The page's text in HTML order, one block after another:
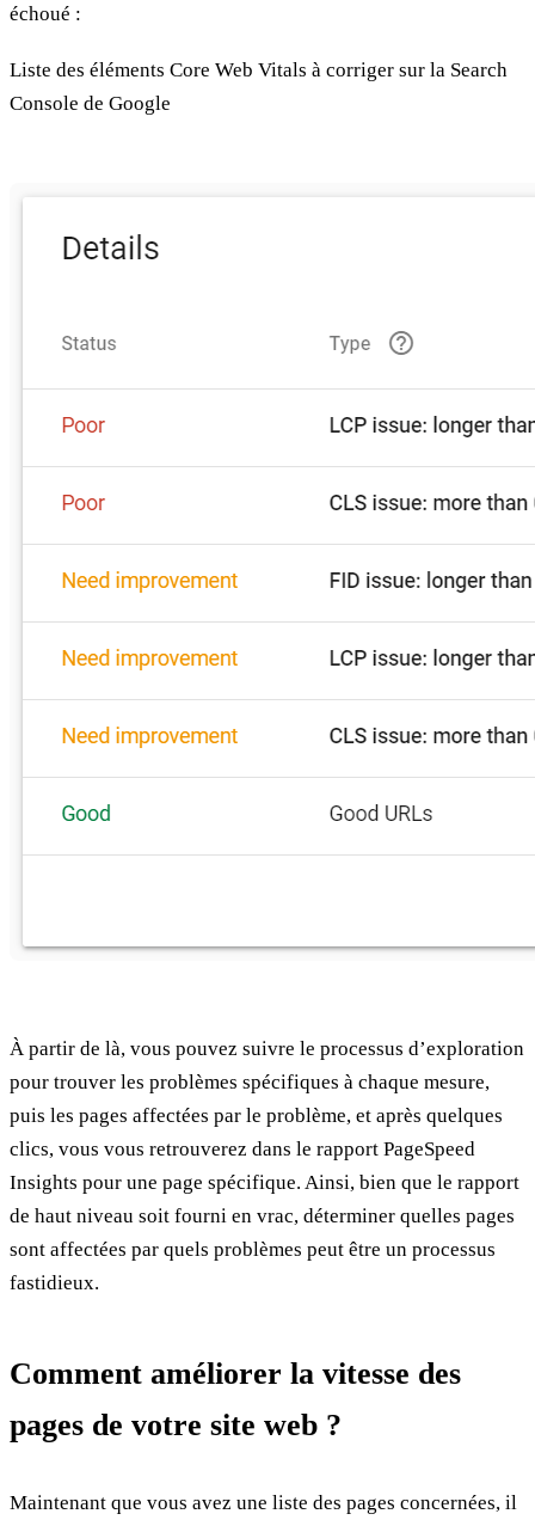
échoué :
Liste des éléments Core Web Vitals à corriger sur la Search
Console de Google
À partir de là, vous pouvez suivre le processus d’exploration
pour trouver les problèmes spécifiques à chaque mesure,
puis les pages affectées par le problème, et après quelques
clics, vous vous retrouverez dans le rapport PageSpeed
Insights pour une page spécifique. Ainsi, bien que le rapport
de haut niveau soit fourni en vrac, déterminer quelles pages
sont affectées par quels problèmes peut être un processus
fastidieux.
Comment améliorer la vitesse des
pages de votre site web ?
Maintenant que vous avez une liste des pages concernées, il